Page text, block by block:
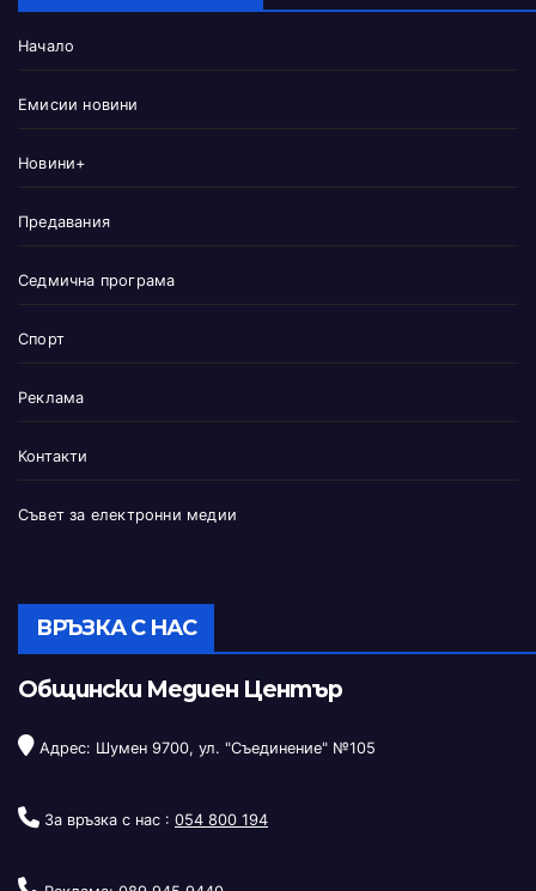
Начало
Емисии новини
Новини+
Предавания
Седмична програма
Спорт
Реклама
Контакти
Съвет за електронни медии
ВРЪЗКА С НАС
Общински Медиен Център
Адрес: Шумен 9700, ул. "Съединение" №105
За връзка с нас : 054 800 194